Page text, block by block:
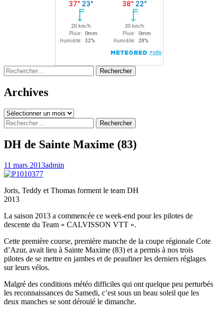
Rechercher :
Archives
Archives
Rechercher :
DH de Sainte Maxime (83)
11 mars 2013admin
Joris, Teddy et Thomas forment le team DH
2013
La saison 2013 a commencée ce week-end pour les pilotes de
descente du Team « CALVISSON VTT ».
Cette première course, première manche de la coupe régionale Cote
d’Azur, avait lieu à Sainte Maxime (83) et a permis à nos trois
pilotes de se mettre en jambes et de peaufiner les derniers réglages
sur leurs vélos.
Malgré des conditions météo difficiles qui ont quelque peu perturbés
les reconnaissances du Samedi, c’est sous un beau soleil que les
deux manches se sont déroulé le dimanche.